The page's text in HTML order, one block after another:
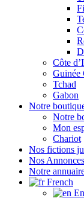
Côte
Guinée
Tchad
Gabon
Notre
Notre
Mon
Chariot
Nos fictions
Nos Annonces
Notre
French